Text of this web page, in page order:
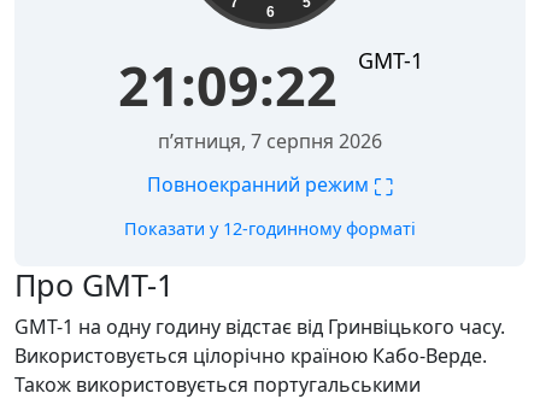
6
21:09:22 GMT-1
пʼятниця, 7 серпня 2026
Повноекранний режим ⛶
Показати у 12-годинному форматі
Про GMT-1
GMT-1 на одну годину відстає від Гринвіцького часу.
Використовується цілорічно країною Кабо-Верде.
Також використовується португальськими